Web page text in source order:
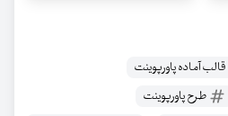
قالب آماده پاورپوینت
طرح پاورپوینت